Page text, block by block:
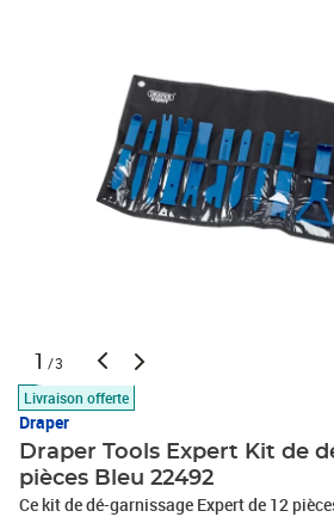
1 /3
Livraison offerte
Draper
Draper Tools Expert Kit de
pièces Bleu 22492
Ce kit de dé-garnissage Expert de 12